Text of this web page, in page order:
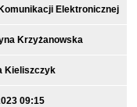
Elektronicznej
Krzyżanowska
Kieliszczyk
09:15